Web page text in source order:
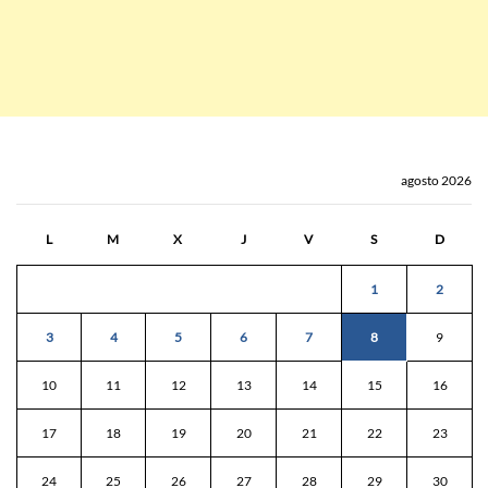
agosto 2026
L M X J V S D
1 2
3 4 5 6 7 8 9
10 11 12 13 14 15 16
17 18 19 20 21 22 23
24 25 26 27 28 29 30